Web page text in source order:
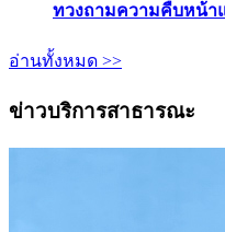
ทวงถามความคืบหน้าแ
อ่านทั้งหมด >>
ข่าวบริการสาธารณะ